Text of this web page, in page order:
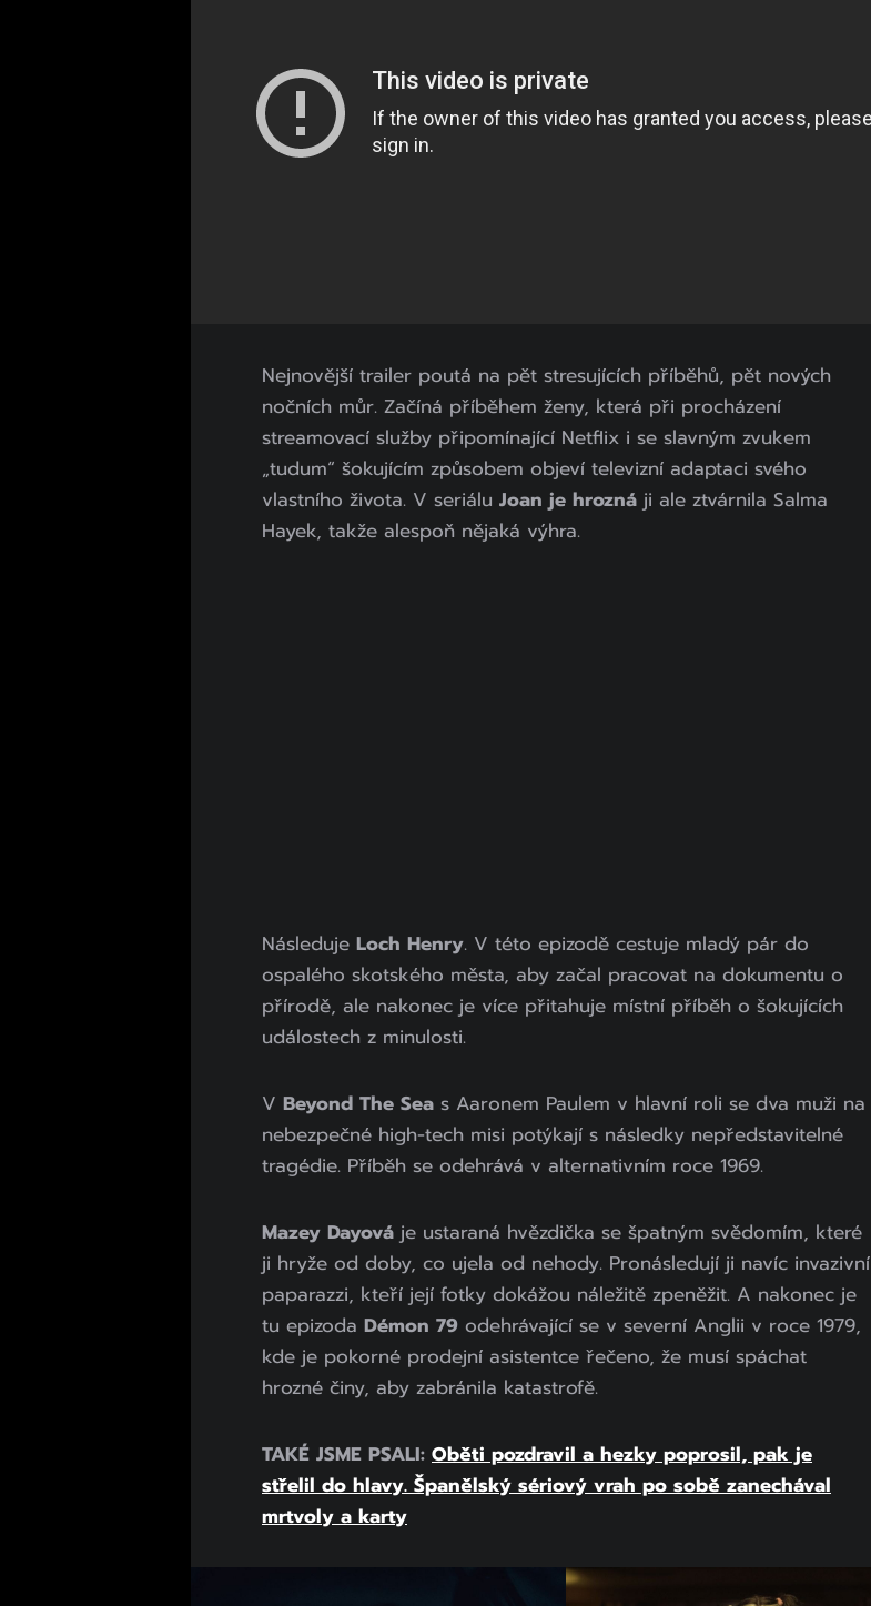
Nejnovější trailer poutá na pět stresujících příběhů, pět nových
nočních můr. Začíná příběhem ženy, která při procházení
streamovací služby připomínající Netflix i se slavným zvukem
„tudum“ šokujícím způsobem objeví televizní adaptaci svého
vlastního života. V seriálu Joan je hrozná ji ale ztvárnila Salma
Hayek, takže alespoň nějaká výhra.
Následuje Loch Henry. V této epizodě cestuje mladý pár do
ospalého skotského města, aby začal pracovat na dokumentu o
přírodě, ale nakonec je více přitahuje místní příběh o šokujících
událostech z minulosti.
V Beyond The Sea s Aaronem Paulem v hlavní roli se dva muži na
nebezpečné high-tech misi potýkají s následky nepředstavitelné
tragédie. Příběh se odehrává v alternativním roce 1969.
Mazey Dayová je ustaraná hvězdička se špatným svědomím, které
ji hryže od doby, co ujela od nehody. Pronásledují ji navíc invazivní
paparazzi, kteří její fotky dokážou náležitě zpeněžit. A nakonec je
tu epizoda Démon 79 odehrávající se v severní Anglii v roce 1979,
kde je pokorné prodejní asistentce řečeno, že musí spáchat
hrozné činy, aby zabránila katastrofě.
TAKÉ JSME PSALI: Oběti pozdravil a hezky poprosil, pak je
střelil do hlavy. Španělský sériový vrah po sobě zanechával
mrtvoly a karty